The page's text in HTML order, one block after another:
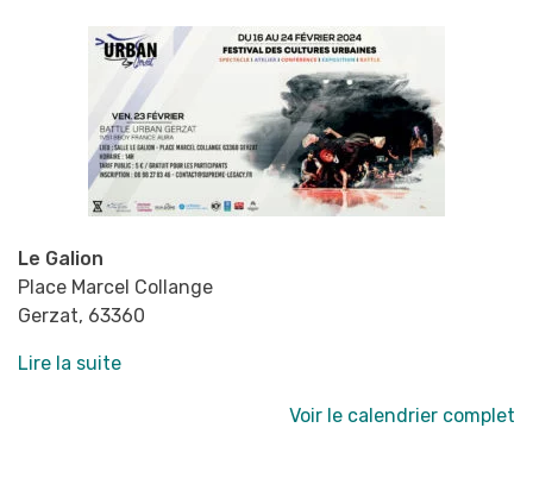
Le Galion
Place Marcel Collange
Gerzat, 63360
Lire la suite
Voir le calendrier complet